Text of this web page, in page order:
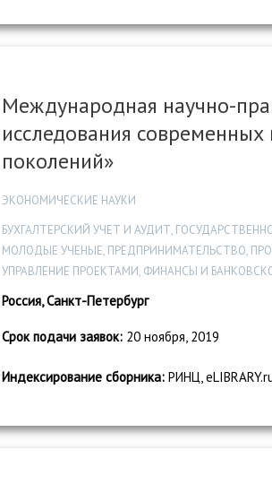
Международная научно-
исследования
поколений»
ЭКОНОМИЧЕСКИЕ НАУКИ
БУХГАЛТЕРСКИЙ УЧЕТ И АУДИТ,
МОЛОДЫЕ УЧЕНЫЕ, ПРЕДПРИНИМАТЕЛЬСТВО,
УПРАВЛЕНИЕ ПРОЕКТАМИ, ФИНАНСЫ И
Россия, Санкт-Петербург
Срок подачи заявок: 20 ноября, 2019
Индексирование сборника: РИНЦ,